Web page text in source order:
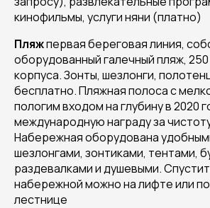
кинофильмы, услуги няни (платно)
Пляжпервая береговая линия,
оборудованный галечный пляж,
корпуса. Зонты, шезлонги,
бесплатно. Пляжная полоса с
пологим входом на глубину в 2020
международную награду за
Набережная оборудована
шезлонгами, зонтиками, тентами,
раздевалками и душевыми.
набережной можно на лифте или
лестнице